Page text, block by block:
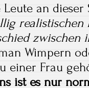
Leute an
realistischen
zwischen
Wimpern
einer Frau
ist es nur